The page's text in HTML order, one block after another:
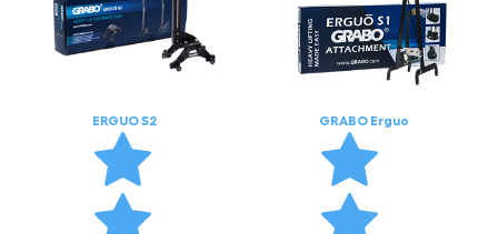
ERGUO S2 GRABO Erguo